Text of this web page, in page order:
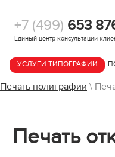
+7 (499) 653
Единый центр консультации
УСЛУГИ ТИПОГРАФИИ
Печать полиграфии \
Печать